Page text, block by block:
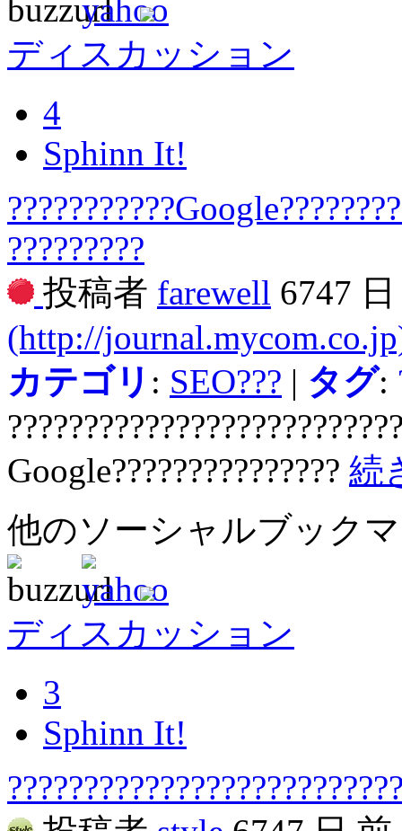
ディスカッション
4
Sphinn It!
?????????
投稿者 farewell 6747
(http://
カテゴリ : SEO??? | タグ:
Google??????????????? 続
他のソーシャルブック
ディスカッション
3
Sphinn It!